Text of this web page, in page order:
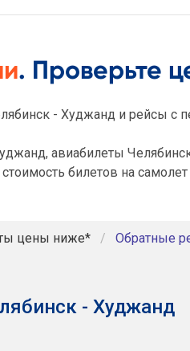
. Проверьте
- Худжанд и рейсы с
авиабилеты
билетов на
цены ниже* Обратные
- Худжанд